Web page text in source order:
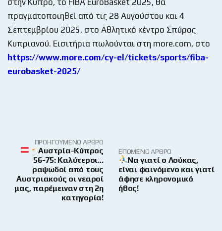
πραγματοποιηθεί από τις 28 Αυγούστου και 4
Σεπτεμβρίου 2025, στο Αθλητικό κέντρο Σπύρος
Κυπριανού. Εισιτήρια πωλούνται στη more.com, στο
https://www.more.com/cy-el/tickets/sports/fiba-
eurobasket-2025/
ΠΡΟΗΓΟΎΜΕΝΟ ΆΡΘΡΟ
Αυστρία-Κύπρος
56-75: Καλύτεροι…
ραψωδοί από τους
Αυστριακούς οι νεαροί
μας, παρέμειναν στη 2η
κατηγορία!
ΕΠΌΜΕΝΟ ΆΡΘΡΟ
Να γιατί ο Λούκας,
είναι φαινόμενο και γιατί
άφησε κληρονομικό
ήθος!